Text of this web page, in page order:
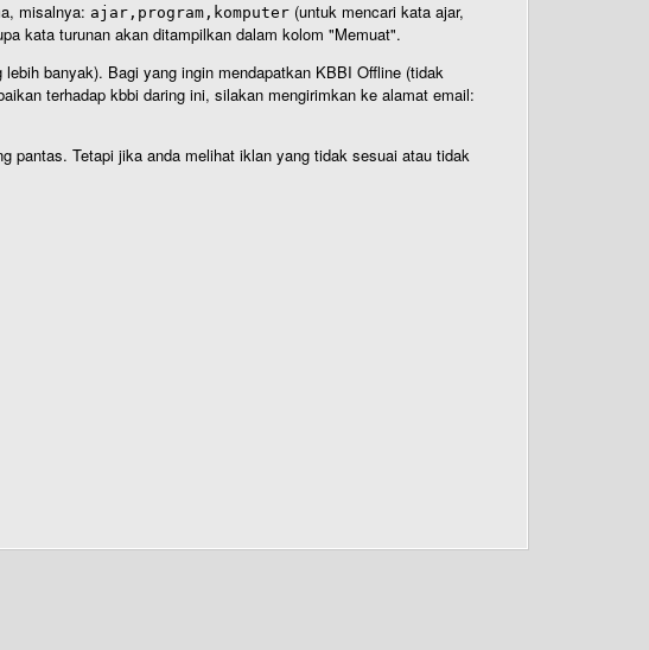
misalnya: ajar,program,komputer (untuk mencari kata ajar,
kata turunan akan ditampilkan dalam kolom "Memuat".
banyak). Bagi yang ingin mendapatkan KBBI Offline (tidak
terhadap kbbi daring ini, silakan mengirimkan ke alamat email:
pantas. Tetapi jika anda melihat iklan yang tidak sesuai atau tidak